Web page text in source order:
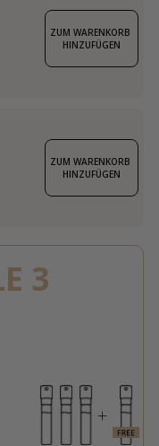
ZUM WARENKORB
HINZUFÜGEN
ZUM WARENKORB
HINZUFÜGEN
3